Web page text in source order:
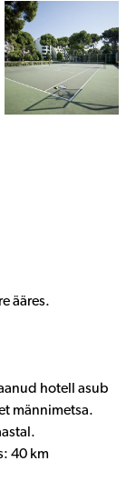
ääres.
hotell asub
männimetsa.
40 km